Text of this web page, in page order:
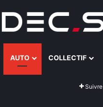
AUTO COLLECTIF
Suivre